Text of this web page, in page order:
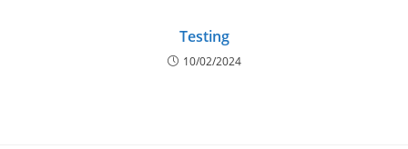
Testing
10/02/2024